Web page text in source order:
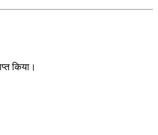
किया।